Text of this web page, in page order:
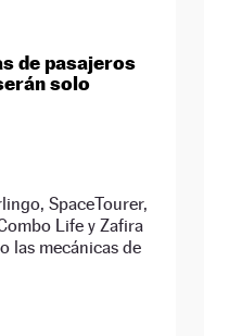
de pasajeros
solo
SpaceTourer,
Life y Zafira
las mecánicas de